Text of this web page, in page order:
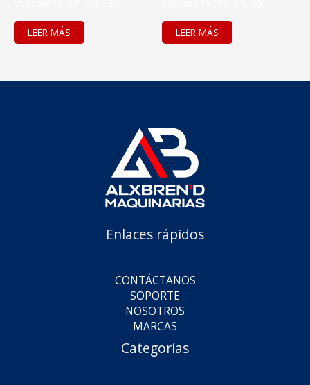
LEER MÁS LEER MÁS
Enlaces rápidos
CONTÁCTANOS
SOPORTE
NOSOTROS
MARCAS
Categorías